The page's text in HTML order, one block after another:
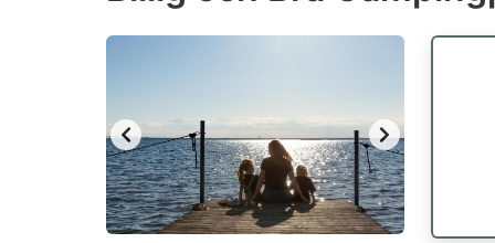
key
to
get
the